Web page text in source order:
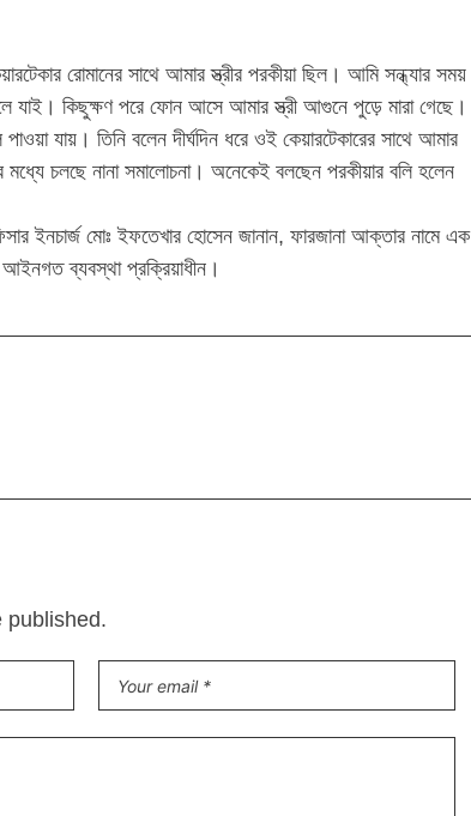
রোমানের সাথে আমার স্ত্রীর পরকীয়া ছিল। আমি সন্ধ্যার সময়
চলে যাই। কিছুক্ষণ পরে ফোন আসে আমার স্ত্রী আগুনে পুড়ে মারা গেছে।
যায়। তিনি বলেন দীর্ঘদিন ধরে ওই কেয়ারটেকারের সাথে আমার
মধ্যে চলছে নানা সমালোচনা। অনেকেই বলছেন পরকীয়ার বলি হলেন
ইনচার্জ মোঃ ইফতেখার হোসেন জানান, ফারজানা আক্তার নামে এক
ব্যবস্থা প্রক্রিয়াধীন।
published.